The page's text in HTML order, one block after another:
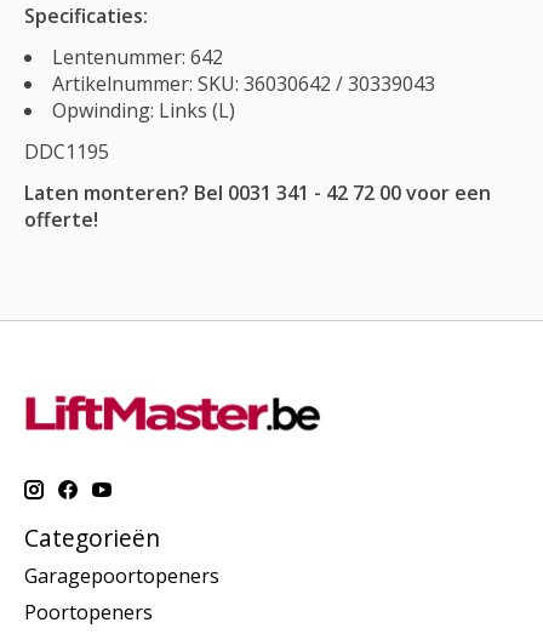
Specificaties:
Lentenummer: 642
Artikelnummer: SKU: 36030642 / 30339043
Opwinding: Links (L)
DDC1195
Laten monteren? Bel 0031 341 - 42 72 00 voor een
offerte!
Categorieën
Garagepoortopeners
Poortopeners